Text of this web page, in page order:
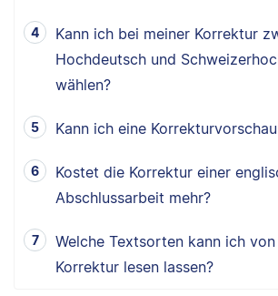
Kann ich bei meiner Korrektur
Hochdeutsch und
wählen?
Kann ich eine
Kostet die Korrektur einer
Abschlussarbeit mehr?
Welche Textsorten kann ich
Korrektur lesen lassen?